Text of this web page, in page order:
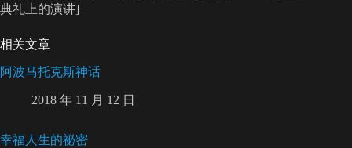
典礼上的演讲]
相关文章
阿波马托克斯神话
2018 年 11 月 12 日
幸福人生的祕密